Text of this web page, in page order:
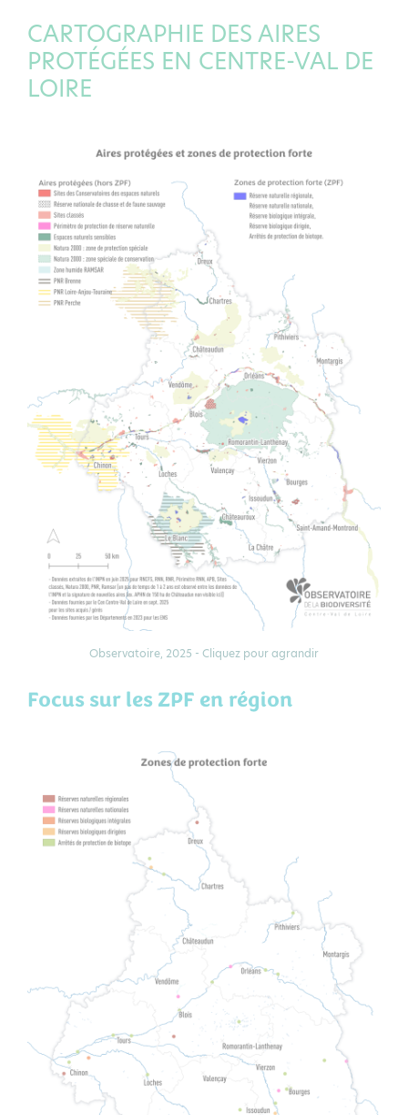
CARTOGRAPHIE DES AIRES
PROTÉGÉES EN CENTRE-VAL DE
LOIRE
Observatoire, 2025 - Cliquez pour agrandir
Focus sur les ZPF en région